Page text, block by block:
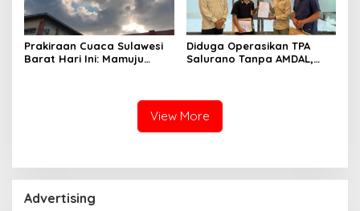
Prakiraan Cuaca Sulawesi
Barat Hari Ini: Mamuju
Diduga Operasikan TPA
Salurano Tanpa AMDAL,
View More
Advertising